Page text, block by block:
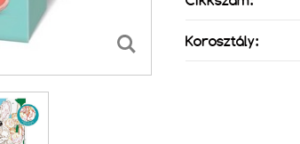
Korosztály: